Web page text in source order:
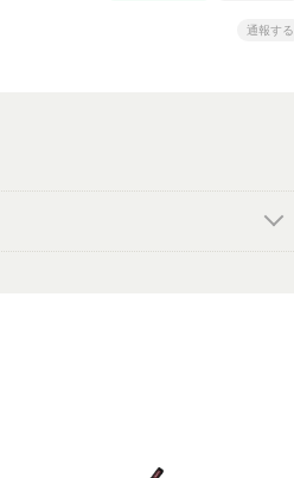
通報する